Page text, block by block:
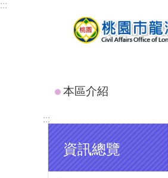
跳到主要內容區塊
:::
本區介紹
:::
資訊總覽